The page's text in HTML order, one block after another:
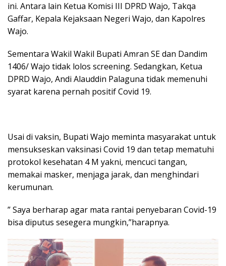
ini. Antara lain Ketua Komisi III DPRD Wajo, Takqa
Gaffar, Kepala Kejaksaan Negeri Wajo, dan Kapolres
Wajo.
Sementara Wakil Wakil Bupati Amran SE dan Dandim
1406/ Wajo tidak lolos screening. Sedangkan, Ketua
DPRD Wajo, Andi Alauddin Palaguna tidak memenuhi
syarat karena pernah positif Covid 19.
Usai di vaksin, Bupati Wajo meminta masyarakat untuk
mensukseskan vaksinasi Covid 19 dan tetap mematuhi
protokol kesehatan 4 M yakni, mencuci tangan,
memakai masker, menjaga jarak, dan menghindari
kerumunan.
” Saya berharap agar mata rantai penyebaran Covid-19
bisa diputus sesegera mungkin,”harapnya.